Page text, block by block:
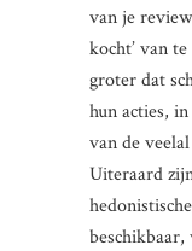
van je
kocht’ van
groter dat
hun acties,
van de
Uiteraard